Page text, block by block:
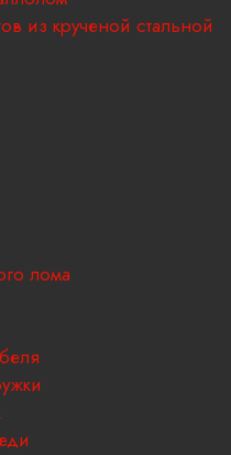
из крученой стальной
лома